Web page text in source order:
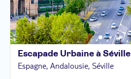
Escapade Urbaine à Séville
Espagne, Andalousie, Séville